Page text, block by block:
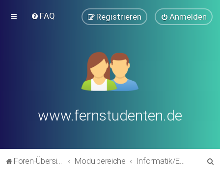
FAQ Anmelden
Registrieren
www.fernstudenten.de
Foren-Übersicht Modulbereiche Informatik/EDV (inkl. Programmiersprachen)